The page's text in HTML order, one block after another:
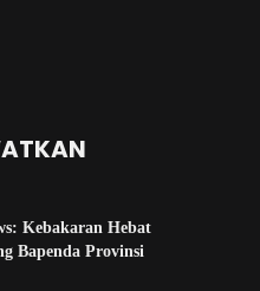
Kebakaran Hebat
Bapenda Provinsi